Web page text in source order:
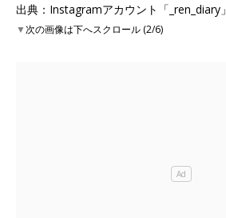
出典：Instagramアカウント「_ren_diary」
▼次の画像は下へスクロール (2/6)